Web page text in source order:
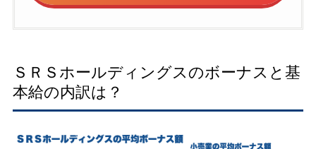
ＳＲＳホールディングスのボーナスと基
本給の内訳は？